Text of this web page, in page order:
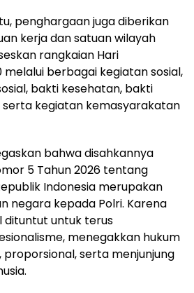
penghargaan juga diberikan
kerja dan satuan wilayah
rangkaian Hari
berbagai kegiatan sosial,
bakti kesehatan, bakti
serta kegiatan kemasyarakatan
bahwa disahkannya
5 Tahun 2026 tentang
Indonesia merupakan
negara kepada Polri. Karena
dituntut untuk terus
menegakkan hukum
serta menjunjung